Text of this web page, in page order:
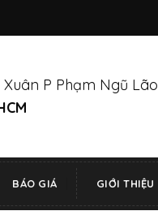
Xuân P Phạm Ngũ Lão
BÁO GIÁ GIỚI THIỆU